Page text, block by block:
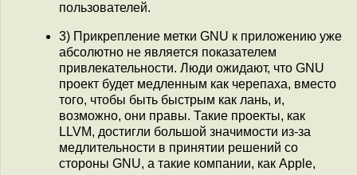
пользователей.
3) Прикрепление метки GNU к приложению уже
абсолютно не является показателем
привлекательности. Люди ожидают, что GNU
проект будет медленным как черепаха, вместо
того, чтобы быть быстрым как лань, и,
возможно, они правы. Такие проекты, как
LLVM, достигли большой значимости из-за
медлительности в принятии решений со
стороны GNU, а такие компании, как Apple,